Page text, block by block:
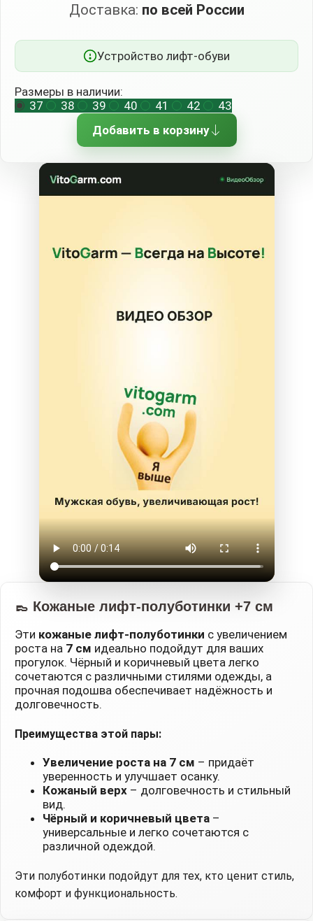
Доставка: по всей России
Устройство лифт-обуви
Размеры в наличии:
37
38 39 40 41 42
43
Добавить в корзину
👞 Кожаные лифт-полуботинки +7 см
Эти кожаные лифт-полуботинки с увеличением
роста на 7 см идеально подойдут для ваших
прогулок. Чёрный и коричневый цвета легко
сочетаются с различными стилями одежды, а
прочная подошва обеспечивает надёжность и
долговечность.
Преимущества этой пары:
Увеличение роста на 7 см – придаёт
уверенность и улучшает осанку.
Кожаный верх – долговечность и стильный
вид.
Чёрный и коричневый цвета –
универсальные и легко сочетаются с
различной одеждой.
Эти полуботинки подойдут для тех, кто ценит стиль,
комфорт и функциональность.